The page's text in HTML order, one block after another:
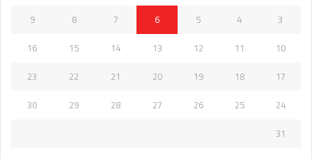
3
4
5
6
7
8
9
10
11
12
13
14
15
16
17
18
19
20
21
22
23
24
25
26
27
28
29
30
31